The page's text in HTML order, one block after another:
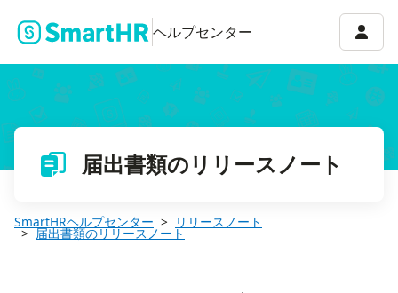
ヘルプセンター アカ
届出書類のリリースノート
SmartHRヘルプセンター リリースノート
届出書類のリリースノート